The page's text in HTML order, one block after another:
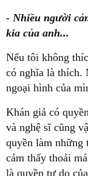
- Nhiều người
kia của anh...
Nếu tôi không
có nghĩa là
ngoại hình của
Khán giả có
và nghệ sĩ cũng
quyền làm
cảm thấy thoải
là quyền tự do